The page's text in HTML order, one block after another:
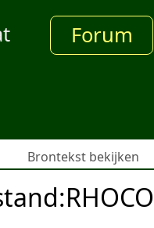
Forum
Brontekst bekijken